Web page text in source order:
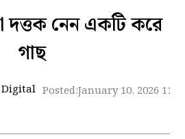
দত্তক নেন একটি করে
গাছ
Digital Posted:January 10, 2026